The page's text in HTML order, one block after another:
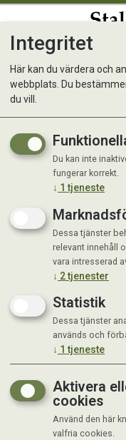
Kogödsel
Naturligt gödsel
Integritet
Här kan du värdera och
webbplats. Du
du vill.
Du kan inte
fungerar korrekt.
↓ 1 tjeneste
Dessa tjänster
relevant innehåll
vara intresserad
↓ 2tjenester
Statistik
Dessa tjänster
används och
↓ 1 tjeneste
Aktivera
cookies
Använd den här
valfria cookies.